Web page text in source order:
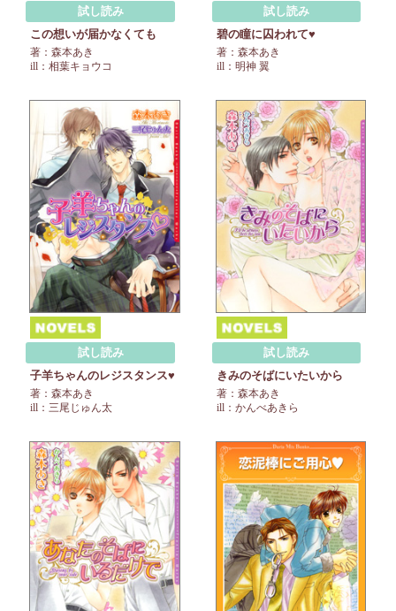
試し読み
この想いが届かなくても
著：森本あき
ill：相葉キョウコ
試し読み
碧の瞳に囚われて♥
著：森本あき
ill：明神 翼
試し読み
子羊ちゃんのレジスタンス♥
著：森本あき
ill：三尾じゅん太
試し読み
きみのそばにいたいから
著：森本あき
ill：かんべあきら